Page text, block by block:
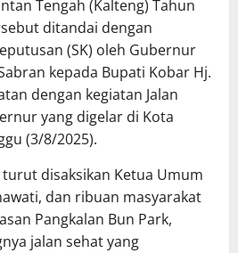
Tengah (Kalteng) Tahun
ditandai dengan
(SK) oleh Gubernur
kepada Bupati Kobar Hj.
dengan kegiatan Jalan
yang digelar di Kota
(3/8/2025).
turut disaksikan Ketua Umum
dan ribuan masyarakat
Pangkalan Bun Park,
jalan sehat yang